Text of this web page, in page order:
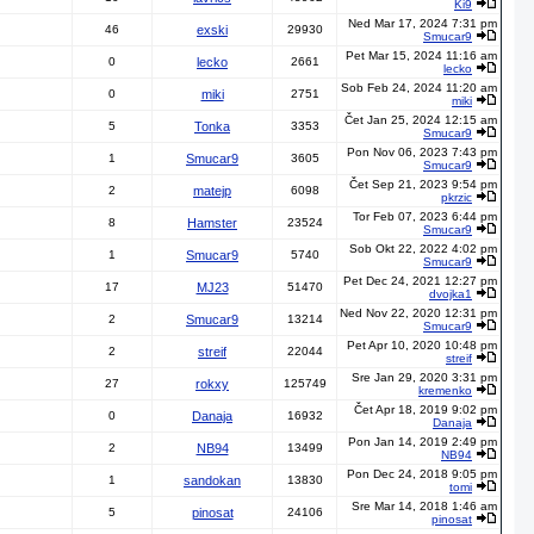
Ki9
46
exski 29930
Ned Mar 17, 2024 7:31 pm
Smucar9
0
lecko 2661
Pet Mar 15, 2024 11:16 am
lecko
0
miki 2751
Sob Feb 24, 2024 11:20 am
miki
5
Tonka 3353
Čet Jan 25, 2024 12:15 am
Smucar9
1
Smucar9 3605
Pon Nov 06, 2023 7:43 pm
Smucar9
2
matejp 6098
Čet Sep 21, 2023 9:54 pm
pkrzic
8
Hamster 23524
Tor Feb 07, 2023 6:44 pm
Smucar9
1
Smucar9 5740
Sob Okt 22, 2022 4:02 pm
Smucar9
17
MJ23 51470
Pet Dec 24, 2021 12:27 pm
dvojka1
2
Smucar9 13214
Ned Nov 22, 2020 12:31 pm
Smucar9
2
streif 22044
Pet Apr 10, 2020 10:48 pm
streif
27
rokxy 125749
Sre Jan 29, 2020 3:31 pm
kremenko
0
Danaja 16932
Čet Apr 18, 2019 9:02 pm
Danaja
2
NB94 13499
Pon Jan 14, 2019 2:49 pm
NB94
1
sandokan 13830
Pon Dec 24, 2018 9:05 pm
tomi
5
pinosat 24106
Sre Mar 14, 2018 1:46 am
pinosat